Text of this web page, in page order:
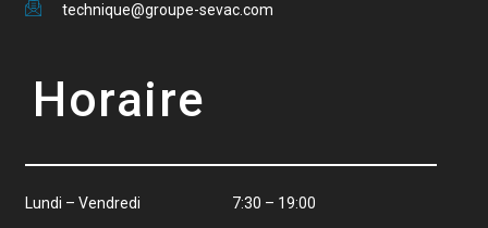
technique@groupe-sevac.com
Horaire
Lundi – Vendredi 7:30 – 19:00